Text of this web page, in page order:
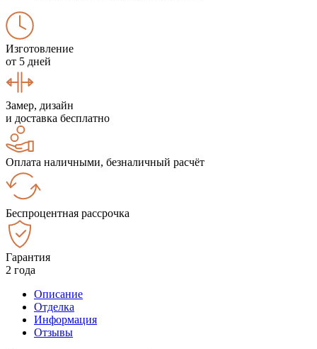
Изготовление
от 5 дней
Замер, дизайн
и доставка бесплатно
Оплата наличными, безналичный расчёт
Беспроцентная рассрочка
Гарантия
2 года
Описание
Отделка
Информация
Отзывы